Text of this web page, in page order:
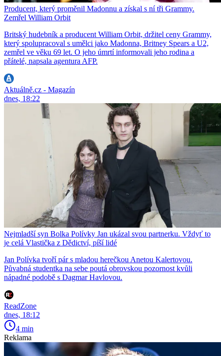
Producent, který proměnil Madonnu a získal s ní tři Grammy.
Zemřel William Orbit
Britský hudebník a producent William Orbit, držitel ceny Grammy,
který spolupracoval s umělci jako Madonna, Britney Spears a U2,
zemřel ve věku 69 let. O jeho úmrtí informovali jeho rodina a
přátelé, napsala agentura AFP.
Aktuálně.cz - Magazín
dnes, 18:22
Nejmladší syn Bolka Polívky Jan ukázal svou partnerku. Vždyť to
je celá Vlastička z Dědictví, píší lidé
Jan Polívka tvoří pár s mladou herečkou Anetou Kalertovou.
Půvabná studentka na sebe poutá obrovskou pozornost kvůli
nápadné podobě s Dagmar Havlovou.
ReadZone
dnes, 18:12
4 min
Reklama